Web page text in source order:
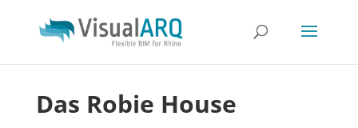
Das Robie House